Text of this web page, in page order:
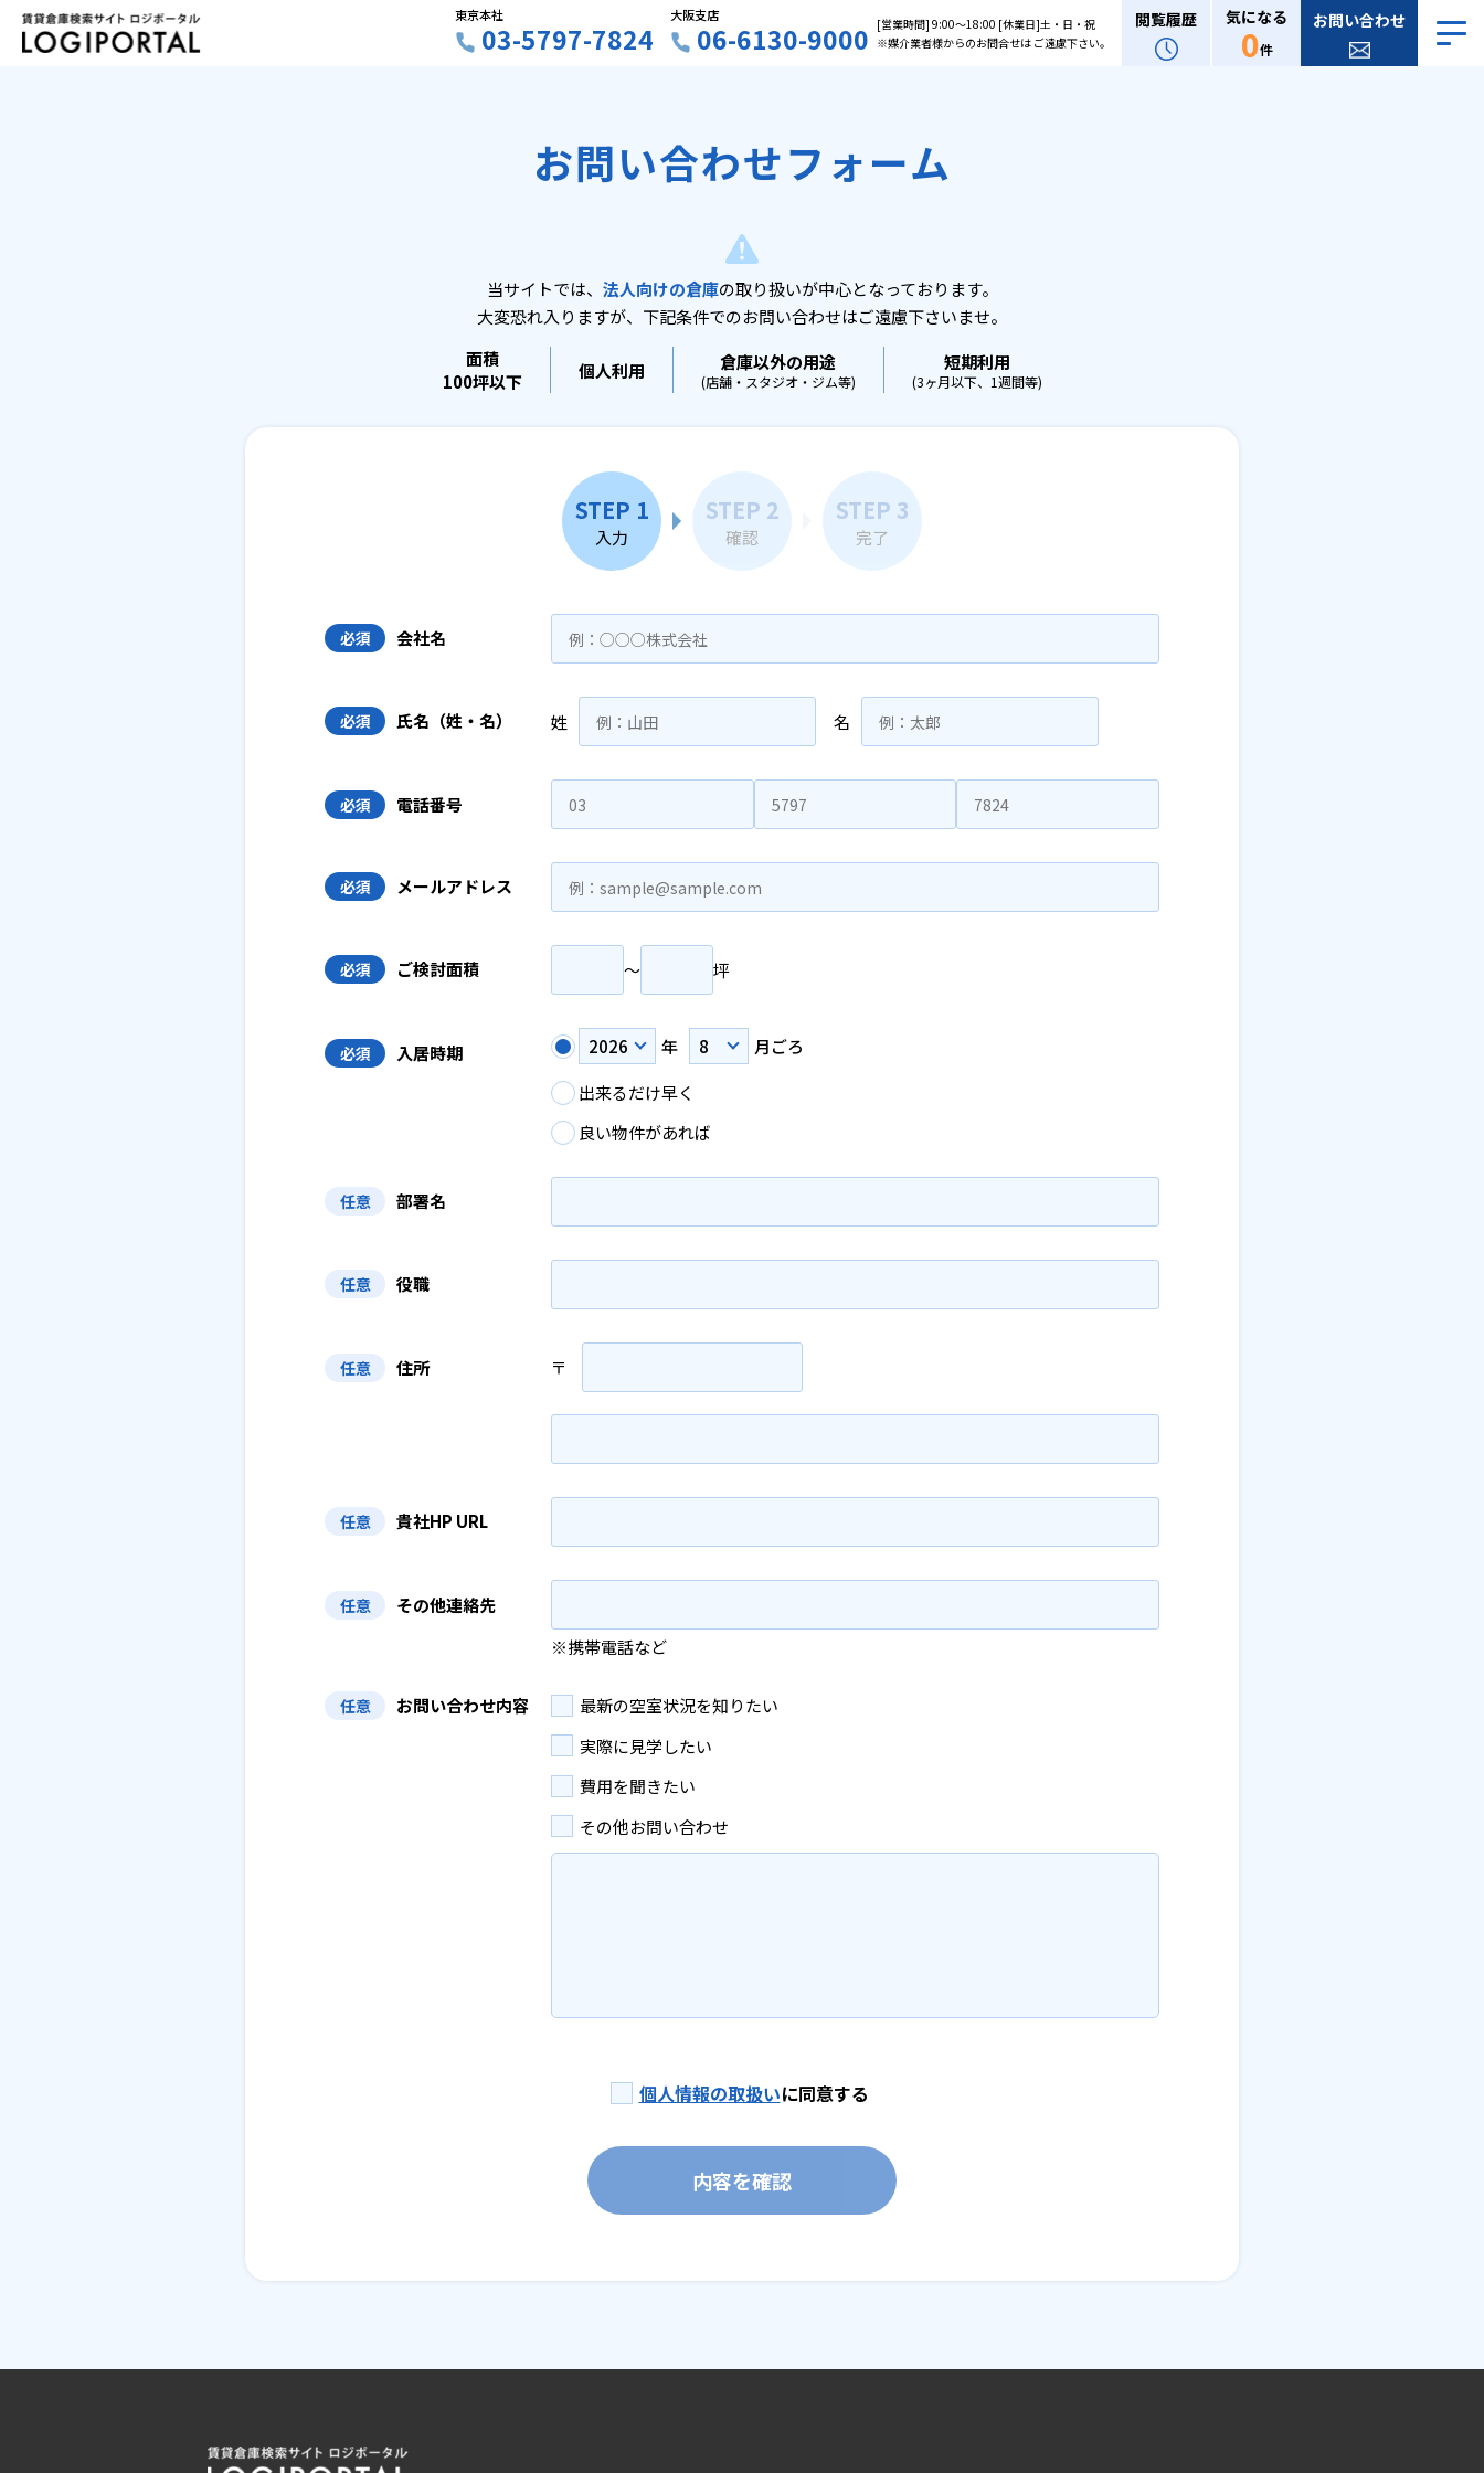
東京本社
03-5797-7824
大阪支店
06-6130-9000 [営業時間] 9:00〜18:00 [休業日]土・日・祝
※媒介業者様からのお問合せは ご遠慮下さい。
閲覧履歴 気になる
0件
お問い合わせ
お問い合わせフォーム
当サイトでは、 法人向けの倉庫の取り扱いが中心となっております。
大変恐れ入りますが、下記条件でのお問い合わせはご遠慮下さいませ。
面積
100坪以下
個人利用 倉庫以外の用途
(店舗・スタジオ・ジム等)
短期利用
(3ヶ月以下、1週間等)
STEP 1
入力
STEP 2
確認
STEP 3
完了
必須 会社名
必須 氏名（姓・名） 姓 名
必須 電話番号
必須 メールアドレス
必須 ご検討面積 〜 坪
必須 入居時期 年
月ごろ
出来るだけ早く
良い物件があれば
任意 部署名
任意 役職
任意 住所 〒
任意 貴社HP URL
任意
その他連絡先
※携帯電話など
任意 お問い合わせ内容
最新の空室状況を知りたい
実際に見学したい
費用を聞きたい
その他お問い合わせ
個人情報の取扱いに同意する
内容を確認